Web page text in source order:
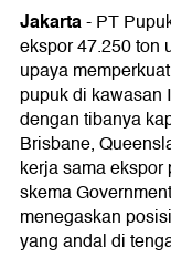
Jakarta-PT
ekspor 47.250 ton
upaya
pupuk di kawasan
dengan tibanya
Brisbane,
kerja sama
skema
menegaskan
yang andal di